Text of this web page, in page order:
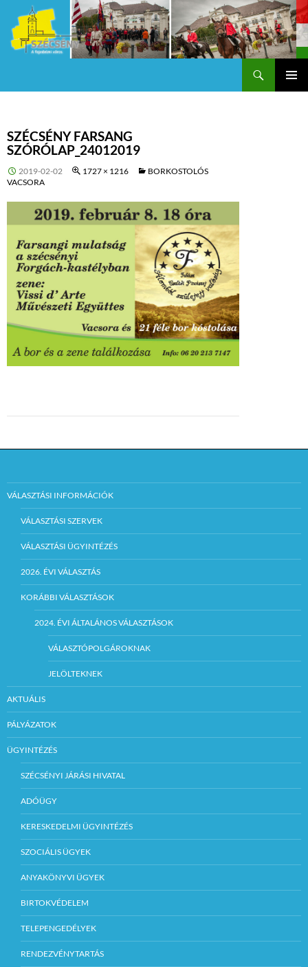
SZÉCSÉNY FARSANG
SZÓRÓLAP_24012019
2019-02-02 1727 × 1216
BORKOSTOLÓS
VACSORA
VÁLASZTÁSI INFORMÁCIÓK
VÁLASZTÁSI SZERVEK
VÁLASZTÁSI ÜGYINTÉZÉS
2026. ÉVI VÁLASZTÁS
KORÁBBI VÁLASZTÁSOK
2024. ÉVI ÁLTALÁNOS VÁLASZTÁSOK
VÁLASZTÓPOLGÁROKNAK
JELÖLTEKNEK
AKTUÁLIS
PÁLYÁZATOK
ÜGYINTÉZÉS
SZÉCSÉNYI JÁRÁSI HIVATAL
ADÓÜGY
KERESKEDELMI ÜGYINTÉZÉS
SZOCIÁLIS ÜGYEK
ANYAKÖNYVI ÜGYEK
BIRTOKVÉDELEM
TELEPENGEDÉLYEK
RENDEZVÉNYTARTÁS